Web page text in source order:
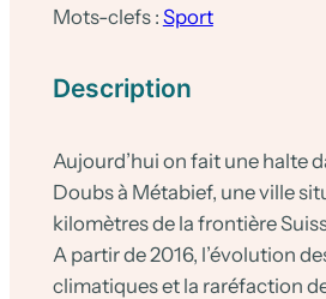
Mots-clefs : Sport
Description
Aujourd’hui on fait une halte
Doubs à Métabief, une ville
kilomètres de la frontière
A partir de 2016, l’évolution
climatiques et la raréfaction